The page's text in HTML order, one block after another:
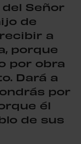
Señor
de
a
porque
por obra
Dará a
por
él
de sus